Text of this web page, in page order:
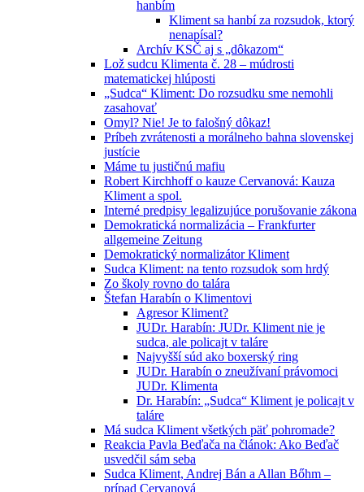
hanbím
Kliment sa hanbí za rozsudok, ktorý
nenapísal?
Archív KSČ aj s „dôkazom“
Lož sudcu Klimenta č. 28 – múdrosti
matematickej hlúposti
„Sudca“ Kliment: Do rozsudku sme nemohli
zasahovať
Omyl? Nie! Je to falošný dôkaz!
Príbeh zvrátenosti a morálneho bahna slovenskej
justície
Máme tu justičnú mafiu
Robert Kirchhoff o kauze Cervanová: Kauza
Kliment a spol.
Interné predpisy legalizujúce porušovanie zákona
Demokratická normalizácia – Frankfurter
allgemeine Zeitung
Demokratický normalizátor Kliment
Sudca Kliment: na tento rozsudok som hrdý
Zo školy rovno do talára
Štefan Harabín o Klimentovi
Agresor Kliment?
JUDr. Harabín: JUDr. Kliment nie je
sudca, ale policajt v taláre
Najvyšší súd ako boxerský ring
JUDr. Harabín o zneužívaní právomoci
JUDr. Klimenta
Dr. Harabín: „Sudca“ Kliment je policajt v
taláre
Má sudca Kliment všetkých päť pohromade?
Reakcia Pavla Beďača na článok: Ako Beďač
usvedčil sám seba
Sudca Kliment, Andrej Bán a Allan Bőhm –
prípad Cervanová